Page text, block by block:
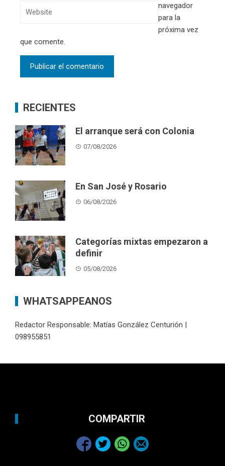
navegador
para la
próxima vez
que comente.
RECIENTES
El arranque será con Colonia
07/08/2026
En San José y Rosario
06/08/2026
Categorías mixtas empezaron a
definir
05/08/2026
WHATSAPPEANOS
Redactor Responsable: Matías González Centurión |
098955851
COMPARTIR